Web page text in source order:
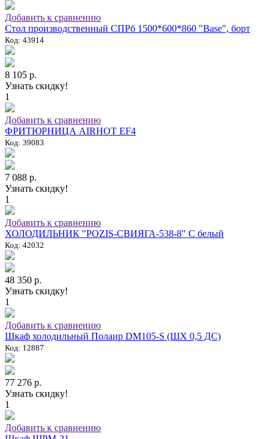
Добавить к сравнению
Стол производственный СПРб 1500*600*860 "Base", борт
Код: 43914
8 105 р.
Узнать скидку!
1
Добавить к сравнению
ФРИТЮРНИЦА AIRHOT EF4
Код: 39083
7 088 р.
Узнать скидку!
1
Добавить к сравнению
ХОЛОДИЛЬНИК "POZIS-СВИЯГА-538-8" C белый
Код: 42032
48 350 р.
Узнать скидку!
1
Добавить к сравнению
Шкаф холодильный Полаир DM105-S (ШХ 0,5 ДС)
Код: 12887
77 276 р.
Узнать скидку!
1
Добавить к сравнению